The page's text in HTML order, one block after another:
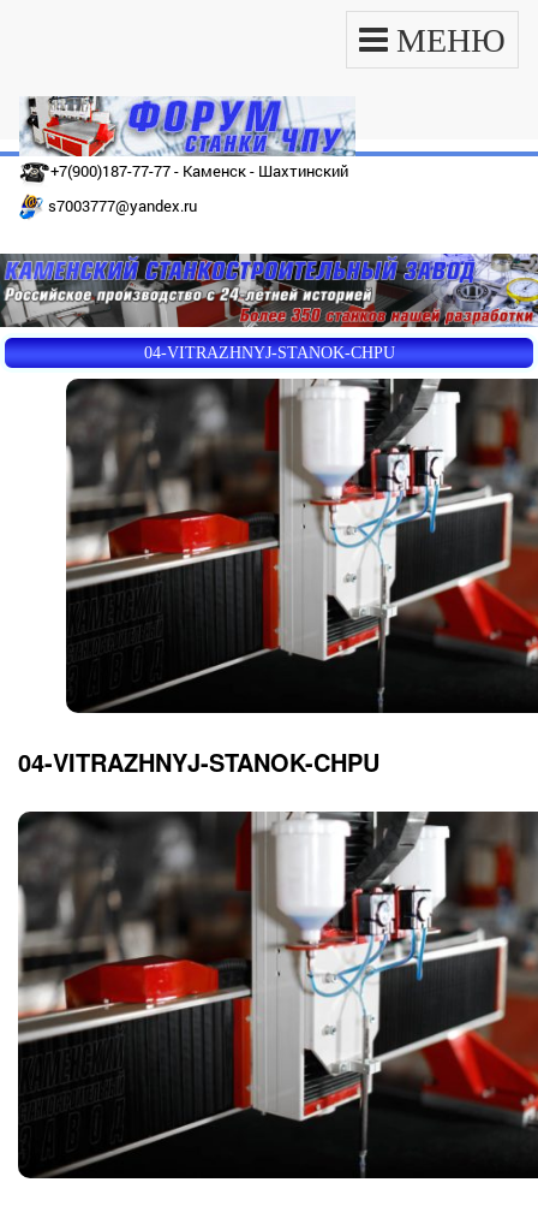
МЕНЮ
+7(900)187-77-77 - Каменск - Шахтинский
s7003777@yandex.ru
04-VITRAZHNYJ-STANOK-CHPU
04-VITRAZHNYJ-STANOK-CHPU